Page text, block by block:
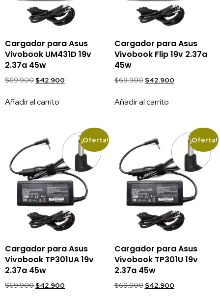
Cargador para Asus
Vivobook UM431D 19v
2.37a 45w
$69.900 $42.900
Añadir al carrito
Cargador para Asus
Vivobook Flip 19v 2.37a
45w
$69.900 $42.900
Añadir al carrito
¡Oferta!
Cargador para Asus
Vivobook TP301UA 19v
2.37a 45w
$69.900 $42.900
¡Oferta!
Cargador para Asus
Vivobook TP301U 19v
2.37a 45w
$69.900 $42.900